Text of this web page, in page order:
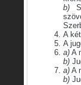
b)
A
A
a) A
b)
a) A
b)